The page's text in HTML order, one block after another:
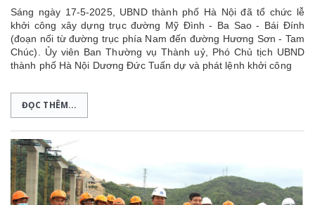
Sáng ngày 17-5-2025, UBND thành phố Hà Nội đã tổ chức lễ
khởi công xây dựng trục đường Mỹ Đình - Ba Sao - Bái Đính
(đoạn nối từ đường trục phía Nam đến đường Hương Sơn - Tam
Chúc). Ủy viên Ban Thường vụ Thành uỷ, Phó Chủ tịch UBND
thành phố Hà Nội Dương Đức Tuấn dự và phát lệnh khởi công
ĐỌC THÊM...